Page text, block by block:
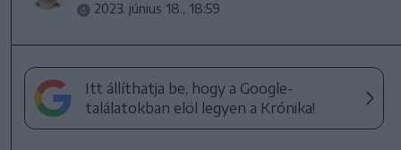
2023. június 18., 18:59
Itt állíthatja be, hogy a Google-
találatokban elöl legyen a Krónika!